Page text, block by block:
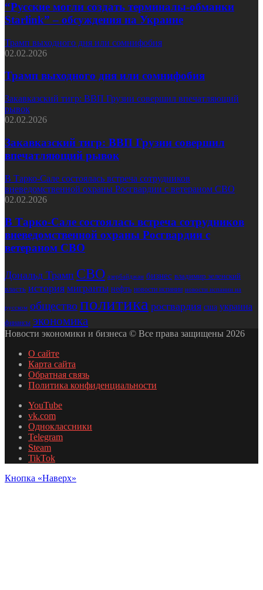
“Русские могли создать терминалы-обманки
Starlink” – обсуждения на Украине
Трамп выходного дня или сомнифобия
02.02.2026
Трамп выходного дня или сомнифобия
Закавказский тигр: ВВП Грузии совершил впечатляющий
рывок
02.02.2026
Закавказский тигр: ВВП Грузии совершил
впечатляющий рывок
В Тарко-Сале состоялась встреча сотрудников
вневедомственной охраны Росгвардии с ветераном СВО
02.02.2026
В Тарко-Сале состоялась встреча сотрудников
вневедомственной охраны Росгвардии с
ветераном СВО
Дональд Трамп СВО азербайджан бизнес владимир зеленский
власть история мигранты нефть новости испании новости испании на
русском обществополитика росгвардия сша украина
финансы экономика
Новости экономики и бизнеса © Все права защищены 2026
О сайте
Карта сайта
Обратная связь
Политика конфиденциальности
YouTube
vk.com
Одноклассники
Telegram
Steam
TikTok
Кнопка «Наверх»